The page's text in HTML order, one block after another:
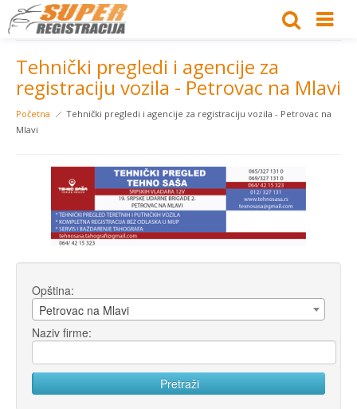
Tehnički pregledi i agencije za
registraciju vozila - Petrovac na Mlavi
Početna
Tehnički pregledi i agencije za registraciju vozila - Petrovac na
Mlavi
Opština:
Petrovac na Mlavi
Naziv firme: